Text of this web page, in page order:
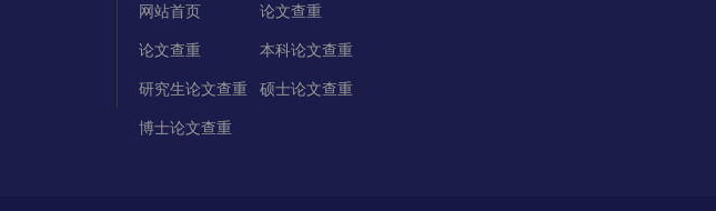
网站首页 论文查重
论文查重 本科论文查重
研究生论文查重 硕士论文查重
博士论文查重